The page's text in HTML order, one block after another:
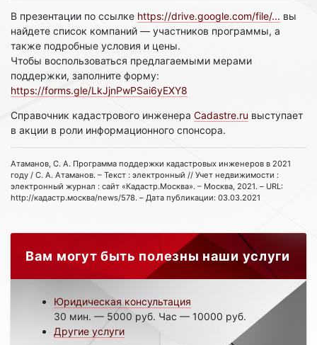
В презентации по ссылке https://drive.google.com/file/... вы
найдете список компаний — участников программы, а
также подробные условия и цены.
Чтобы воспользоваться предлагаемыми мерами
поддержки, заполните форму:
https://forms.gle/LkJjnPwPSai6yEXY8
Справочник кадастрового инженера Cadastre.ru выступает
в акции в роли информационного спонсора.
Атаманов, С. А. Программа поддержки кадастровых инженеров в 2021
году / С. А. Атаманов. – Текст : электронный // Учет недвижимости :
электронный журнал : сайт «Кадастр.Москва». – Москва, 2021. – URL:
http://кадастр.москва/news/578. – Дата публикации: 03.03.2021
Вам могут быть полезны наши услуги
Юридическая консультация
30 мин. — 5000 руб. Час — 10000 руб.
Другие услуги